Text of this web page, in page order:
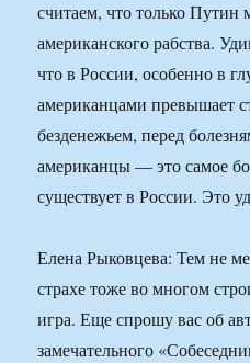
считаем, что только Путин
американского рабства.
что в России, особенно в
американцами превышает
безденежьем, перед
американцы — это самое
существует в России. Это
Елена Рыковцева: Тем не
страхе тоже во многом
игра. Еще спрошу вас об
замечательного